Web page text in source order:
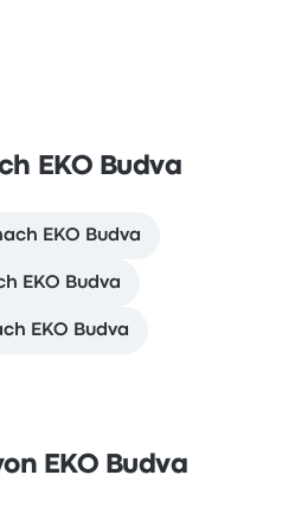
EKO Budva
EKO Budva
EKO Budva
EKO Budva
EKO Budva